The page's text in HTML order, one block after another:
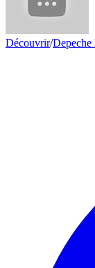
Découvrir/Depeche